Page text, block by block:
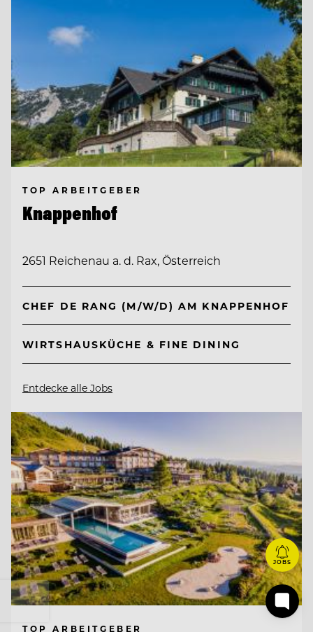
TOP ARBEITGEBER
Knappenhof
2651 Reichenau a. d. Rax, Österreich
CHEF DE RANG (M/W/D) AM KNAPPENHOF
WIRTSHAUSKÜCHE & FINE DINING
Entdecke alle Jobs
TOP ARBEITGEBER
JOBS